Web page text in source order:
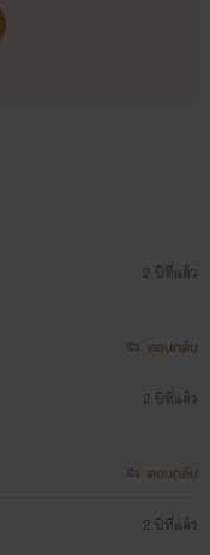
มหวานทุกชนิด ><
2 ปีที่แล้ว
ตอบกลับ
2 ปีที่แล้ว
ตอบกลับ
2 ปีที่แล้ว